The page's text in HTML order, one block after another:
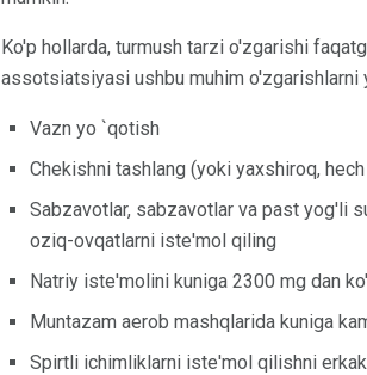
Ko'p hollarda, turmush tarzi o'zgarishi
assotsiatsiyasi ushbu muhim
Vazn yo `qotish
Chekishni tashlang (yoki yaxshiroq,
Sabzavotlar, sabzavotlar va past yog'li
oziq-ovqatlarni iste'mol qiling
Natriy iste'molini kuniga 2300 mg dan
Muntazam aerob mashqlarida kuniga
Spirtli ichimliklarni iste'mol qilishni